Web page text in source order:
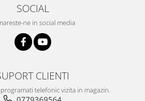
SOCIAL
ne in social media
CLIENTI
telefonic vizita in magazin.